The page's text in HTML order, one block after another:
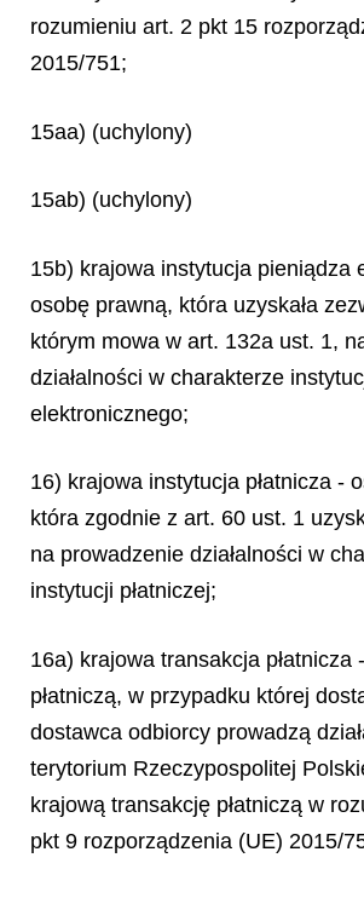
rozumieniu art. 2 pkt 15
2015/751;
15aa) (uchylony)
15ab) (uchylony)
15b) krajowa instytucja pieniądza
osobę prawną, która uzyskała
którym mowa w art. 132a ust. 1,
działalności w charakterze
elektronicznego;
16) krajowa instytucja płatnicza -
która zgodnie z art. 60 ust. 1
na prowadzenie działalności w
instytucji płatniczej;
16a) krajowa transakcja płatnicza
płatniczą, w przypadku której
dostawca odbiorcy prowadzą
terytorium Rzeczypospolitej
krajową transakcję płatniczą w
pkt 9 rozporządzenia (UE) 2015/